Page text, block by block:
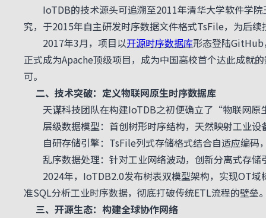
IoTDB的技术源头可追溯至2011年清华大学软件学院
究，于2015年自主研发时序数据文件格式TsFile，为后
2017年3月，项目以开源时序数据库形态登陆GitHub
正式成为Apache顶级项目，成为中国高校首个达此成就
可。
二、技术突破：定义物联网原生时序数据库
天谋科技团队在构建IoTDB之初便确立了“物联网原
层级数据模型：首创树形时序结构，天然映射工业设
自研存储引擎：TsFile列式存储格式结合自适应编码
乱序数据处理：针对工业网络波动，创新分离式存储
2024年，IoTDB2.0发布树表双模型架构，实现OT域
准SQL分析工业时序数据，彻底打破传统ETL流程的壁垒
三、开源生态：构建全球协作网络